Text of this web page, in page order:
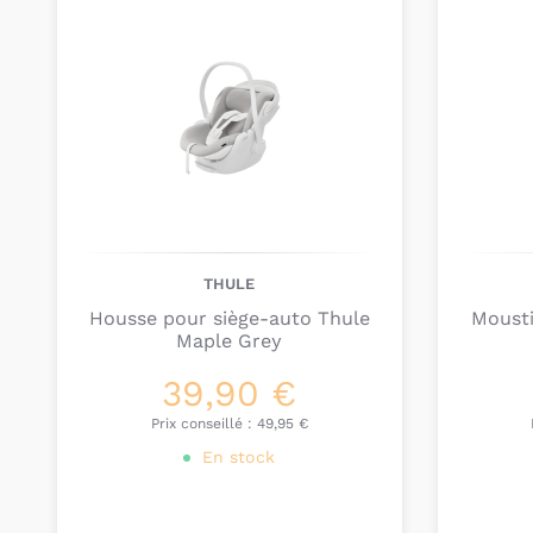
THULE
Housse pour siège-auto Thule
Maple Grey
39,90 €
Prix conseillé : 49,95 €
En stock